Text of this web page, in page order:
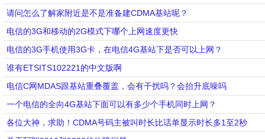
请问怎么了解家附近是不是准备建CDMA基站呢？
电信的3G和移动的2G模式下哪个上网速度更快
电信的3G手机使用3G卡，在电信4G基站下是否可以上网？
谁有ETSITS102221的中文版啊
电信C网MDAS跟基站重叠覆盖，会有干扰吗？会抬升底噪吗
一个电信的全向4G基站下面可以有多少个手机同时上网？
各位大神，求助！CDMA号码主被叫时长比话单显示时长多1至2秒